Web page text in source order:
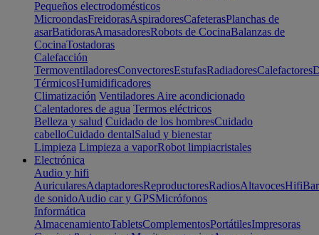
Pequeños electrodomésticos
MicroondasFreidorasAspiradoresCafeterasPlanchas de
asarBatidorasAmasadoresRobots de CocinaBalanzas de
CocinaTostadoras
Calefacción
TermoventiladoresConvectoresEstufasRadiadoresCalefactores
TérmicosHumidificadores
Climatización Ventiladores Aire acondicionado
Calentadores de agua Termos eléctricos
Belleza y salud Cuidado de los hombresCuidado
cabelloCuidado dentalSalud y bienestar
Limpieza Limpieza a vaporRobot limpiacristales
Electrónica
Audio y hifi
AuricularesAdaptadoresReproductoresRadiosAltavocesHifi
de sonidoAudio car y GPSMicrófonos
Informática
AlmacenamientoTabletsComplementosPortátilesImpresoras